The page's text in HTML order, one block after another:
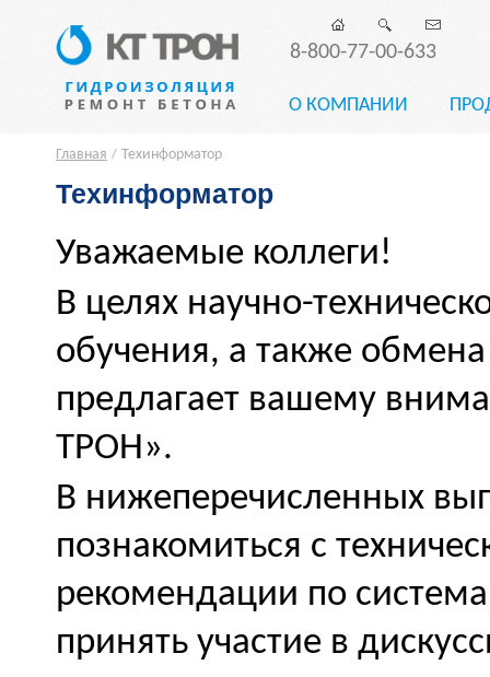
8-800-77-00-633
О КОМПАНИИ
Главная / Техинформатор
Техинформатор
Уважаемые коллеги!
В целях научно-
обучения, а также
предлагает вашему
ТРОН».
В нижеперечисленных
познакомиться с
рекомендации по
принять участие в